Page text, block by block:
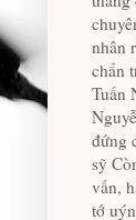
nhân
chẩn
Tuấn
đứng
sỹ
vấn,
tớ